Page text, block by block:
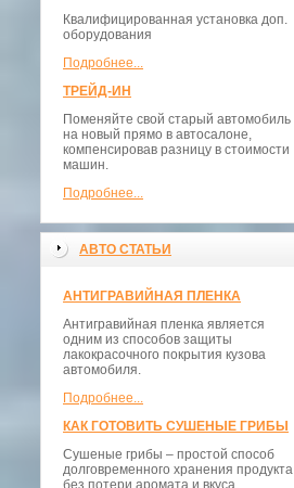
Квалифицированная установка доп.
оборудования
Подробнее...
ТРЕЙД-ИН
Поменяйте свой старый автомобиль
на новый прямо в автосалоне,
компенсировав разницу в стоимости
машин.
Подробнее...
АВТО СТАТЬИ
АНТИГРАВИЙНАЯ ПЛЕНКА
Антигравийная пленка является
одним из способов защиты
лакокрасочного покрытия кузова
автомобиля.
Подробнее...
КАК ГОТОВИТЬ СУШЕНЫЕ ГРИБЫ
Сушеные грибы – простой способ
долговременного хранения продукта
без потери аромата и вкуса.